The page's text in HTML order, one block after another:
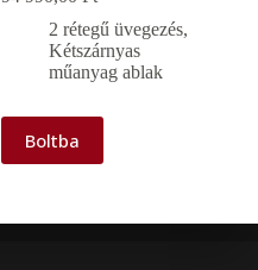
2 rétegű üvegezés,
Kétszárnyas
műanyag ablak
Boltba